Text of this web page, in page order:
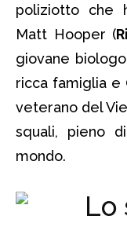
poliziotto che
Matt Hooper (
giovane
ricca famiglia e
veterano del
squali, pieno
mondo.